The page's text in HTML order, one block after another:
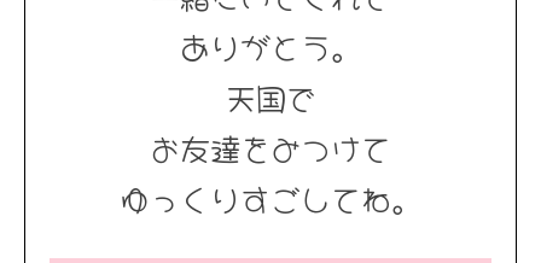
ありがとう。
天国で
お友達をみつけて
ゆっくりすごしてね。